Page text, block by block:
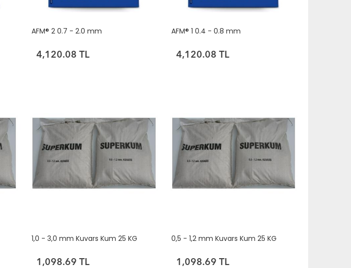
AFM® 2 0.7 - 2.0 mm
4,120.08 TL
AFM® 1 0.4 - 0.8 mm
4,120.08 TL
1,0 - 3,0 mm Kuvars Kum 25 KG
1,098.69 TL
0,5 - 1,2 mm Kuvars Kum 25 KG
1,098.69 TL